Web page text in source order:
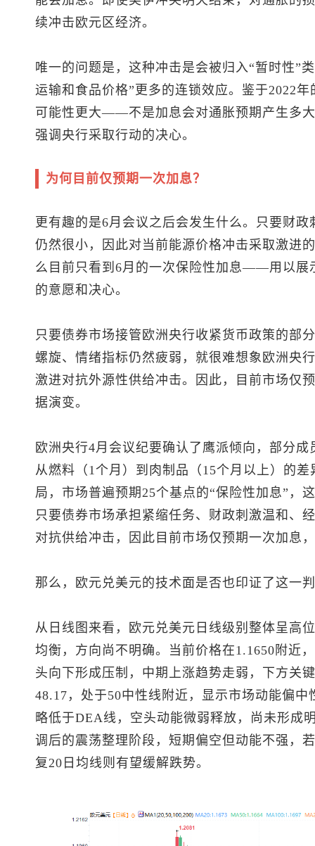
续冲击欧元区经济。
唯一的问题是，这种冲击是会被归入“暂时性”
运输和食品价格”更多的连锁效应。鉴于2022
可能性更大——不是加息会对通胀预期产生多
强调央行采取行动的决心。
为何目前仅预期一次加息？
更有趣的是6月会议之后会发生什么。只要财
仍然很小，因此对当前能源价格冲击采取激进
么目前只看到6月的一次保险性加息——用以展
的意愿和决心。
只要债券市场接管欧洲央行收紧货币政策的部
螺旋、情绪指标仍然疲弱，就很难想象欧洲央
激进对抗外源性供给冲击。因此，目前市场仅
据演变。
欧洲央行4月会议纪要确认了鹰派倾向，部分
从燃料（1个月）到肉制品（15个月以上）的
局，市场普遍预期25个基点的“保险性加息”，
只要债券市场承担紧缩任务、财政刺激温和、
对抗供给冲击，因此目前市场仅预期一次加息
那么， 欧元兑美元的技术面是否也印证了这一
从日线图来看， 欧元兑美元 日线级别整体呈高
均衡，方向尚不明确。当前价格在1.1650附近
头向下形成压制，中期上涨趋势走弱，下方关
48.17，处于50中性线附近，显示市场动能偏
略低于DEA线，空头动能微弱释放，尚未形成
调后的震荡整理阶段，短期偏空但动能不强，
复20日均线则有望缓解跌势。